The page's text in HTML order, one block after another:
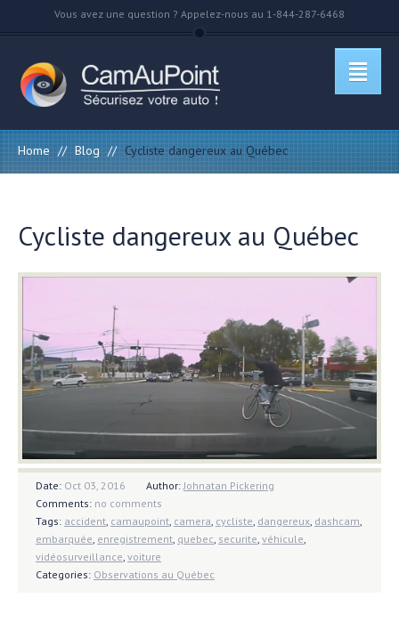
Vous avez une question ? Appelez-nous au 1-844-287-6468
Home // Blog // Cycliste dangereux au Québec
Cycliste dangereux au Québec
Date: Oct 03, 2016 Author:Johnatan Pickering
Comments: no comments
Tags: accident, camaupoint, camera, cycliste, dangereux, dashcam,
embarquée, enregistrement, quebec, securite, véhicule,
vidéosurveillance, voiture
Categories: Observations au Québec